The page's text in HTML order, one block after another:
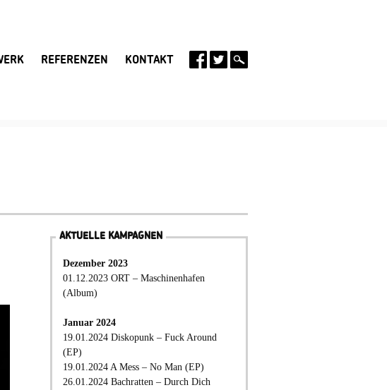
REFERENZEN KONTAKT
AKTUELLE KAMPAGNEN
Dezember 2023
01.12.2023 ORT – Maschinenhafen
(Album)
Januar 2024
19.01.2024 Diskopunk – Fuck Around
(EP)
19.01.2024 A Mess – No Man (EP)
26.01.2024 Bachratten – Durch Dich